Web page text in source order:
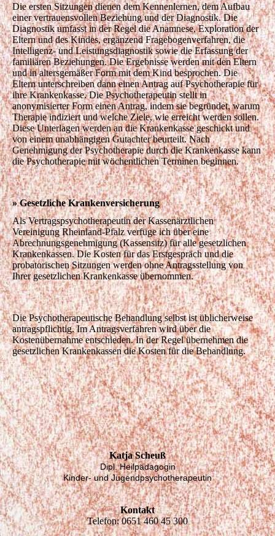
Die ersten Sitzungen dienen dem Kennenlernen, dem Aufbau
einer vertrauensvollen Beziehung und der Diagnostik. Die
Diagnostik umfasst in der Regel die Anamnese, Exploration der
Eltern und des Kindes, ergänzend Fragebogenverfahren, die
Intelligenz- und Leistungsdiagnostik sowie die Erfassung der
familiären Beziehungen. Die Ergebnisse werden mit den Eltern
und in altersgemäßer Form mit dem Kind besprochen. Die
Eltern unterschreiben dann einen Antrag auf Psychotherapie für
ihre Krankenkasse. Die Psychotherapeutin stellt in
anonymisierter Form einen Antrag, indem sie begründet, warum
Therapie indiziert und welche Ziele, wie erreicht werden sollen.
Diese Unterlagen werden an die Krankenkasse geschickt und
von einem unabhängigen Gutachter beurteilt. Nach
Genehmigung der Psychotherapie durch die Krankenkasse kann
die Psychotherapie mit wöchentlichen Terminen beginnen.
» Gesetzliche Krankenversicherung
Als Vertragspsychotherapeutin der Kassenärztlichen
Vereinigung Rheinland-Pfalz verfüge ich über eine
Abrechnungsgenehmigung (Kassensitz) für alle gesetzlichen
Krankenkassen. Die Kosten für das Erstgespräch und die
probatorischen Sitzungen werden ohne Antragsstellung von
Ihrer gesetzlichen Krankenkasse übernommen.
Die Psychotherapeutische Behandlung selbst ist üblicherweise
antragspflichtig. Im Antragsverfahren wird über die
Kostenübernahme entschieden. In der Regel übernehmen die
gesetzlichen Krankenkassen die Kosten für die Behandlung.
Katja Scheuß
Dipl. Heilpädagogin
Kinder- und Jugendpsychotherapeutin
Kontakt
Telefon: 0651 460 45 300